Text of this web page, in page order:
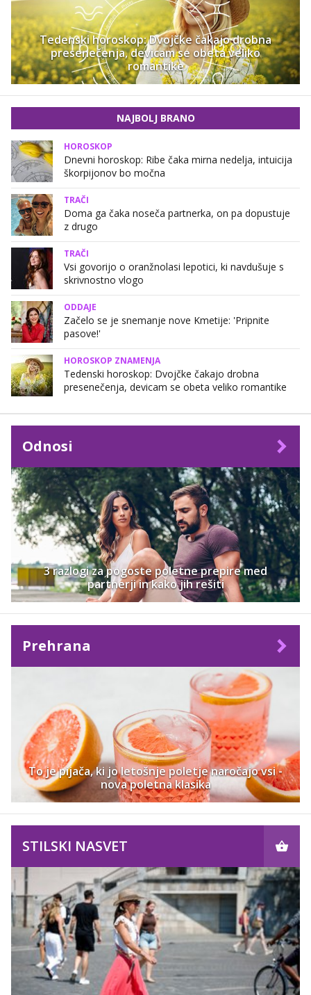
Tedenski horoskop: Dvojčke čakajo drobna
presenečenja, devicam se obeta veliko
romantike
NAJBOLJ BRANO
HOROSKOP
Dnevni horoskop: Ribe čaka mirna nedelja, intuicija
škorpijonov bo močna
TRAČI
Doma ga čaka noseča partnerka, on pa dopustuje
z drugo
TRAČI
Vsi govorijo o oranžnolasi lepotici, ki navdušuje s
skrivnostno vlogo
ODDAJE
Začelo se je snemanje nove Kmetije: 'Pripnite
pasove!'
HOROSKOP ZNAMENJA
Tedenski horoskop: Dvojčke čakajo drobna
presenečenja, devicam se obeta veliko romantike
Odnosi
3 razlogi za pogoste poletne prepire med
partnerji in kako jih rešiti
Prehrana
To je pijača, ki jo letošnje poletje naročajo vsi -
nova poletna klasika
STILSKI NASVET